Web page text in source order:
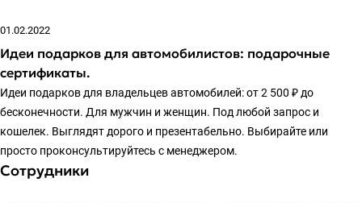
01.02.2022
Идеи подарков для автомобилистов: подарочные
сертификаты.
Идеи подарков для владельцев автомобилей: от 2 500 ₽ до
бесконечности. Для мужчин и женщин. Под любой запрос и
кошелек. Выглядят дорого и презентабельно. Выбирайте или
просто проконсультируйтесь с менеджером.
Сотрудники